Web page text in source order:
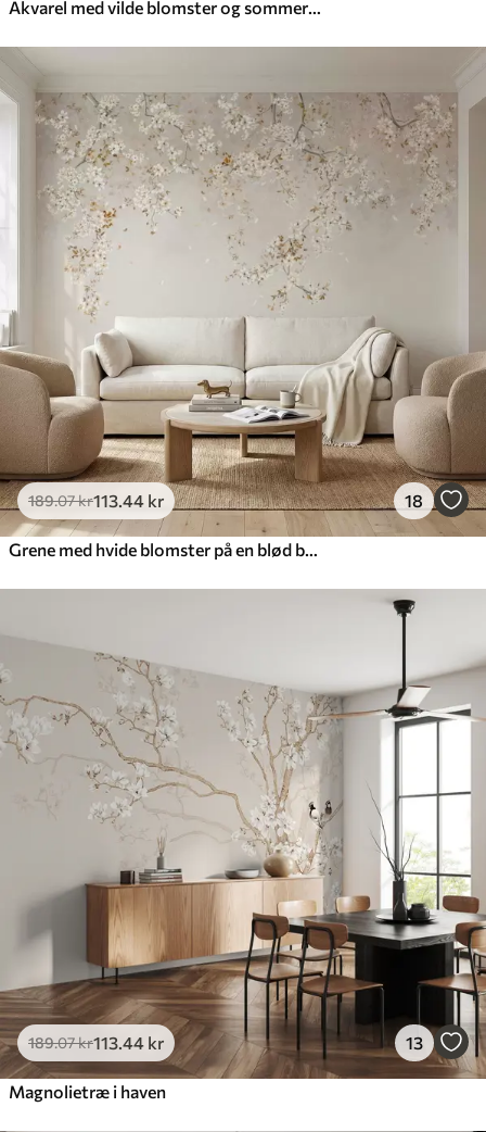
189.07kr113 .44 kr 18
189.07kr113 .44 kr 13
Magnolietræ i haven